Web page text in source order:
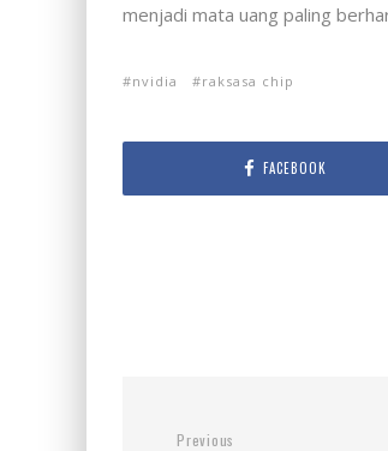
menjadi mata uang paling
nvidia raksasa chip
FACEBOOK
Previous